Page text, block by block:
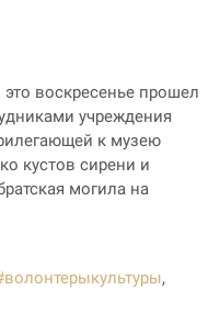
воскресенье прошел
учреждения
к музею
кустов сирени и
могила на
,